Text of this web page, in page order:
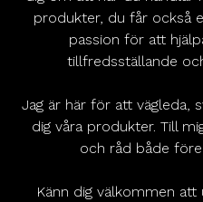
produkter, du får också
passion för att
tillfredsställande
Jag är här för att vägleda,
dig våra produkter. Till
och råd både
Känn dig välkommen